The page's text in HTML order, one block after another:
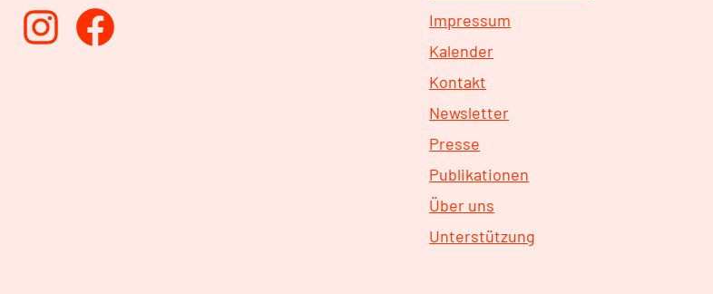
InstagramFacebook
Impressum
Kalender
Kontakt
Newsletter
Presse
Publikationen
Über uns
Unterstützung